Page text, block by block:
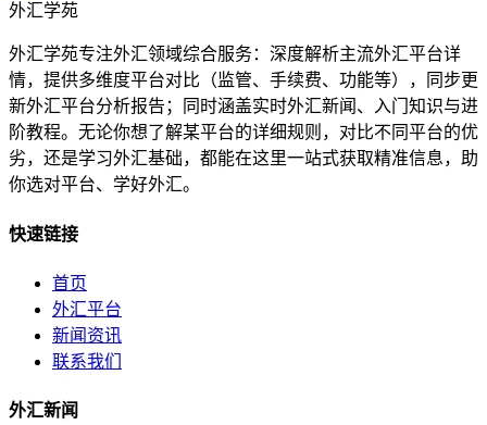
外汇学苑
外汇学苑专注外汇领域综合服务：深度解析主流外汇平台详
情，提供多维度平台对比（监管、手续费、功能等），同步更
新外汇平台分析报告；同时涵盖实时外汇新闻、入门知识与进
阶教程。无论你想了解某平台的详细规则，对比不同平台的优
劣，还是学习外汇基础，都能在这里一站式获取精准信息，助
你选对平台、学好外汇。
快速链接
首页
外汇平台
新闻资讯
联系我们
外汇新闻